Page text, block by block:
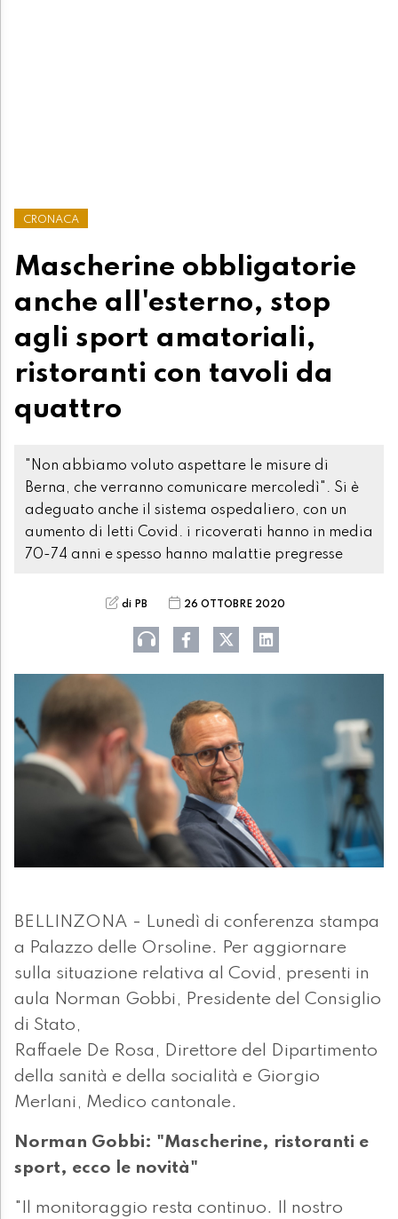
CRONACA
Mascherine obbligatorie
anche all'esterno, stop
agli sport amatoriali,
ristoranti con tavoli da
quattro
"Non abbiamo voluto aspettare le misure di
Berna, che verranno comunicare mercoledì". Si è
adeguato anche il sistema ospedaliero, con un
aumento di letti Covid. i ricoverati hanno in media
70-74 anni e spesso hanno malattie pregresse
di PB 26 OTTOBRE 2020
BELLINZONA - Lunedì di conferenza stampa
a Palazzo delle Orsoline. Per aggiornare
sulla situazione relativa al Covid, presenti in
aula Norman Gobbi, Presidente del Consiglio
di Stato,
Raffaele De Rosa, Direttore del Dipartimento
della sanità e della socialità e Giorgio
Merlani, Medico cantonale.
Norman Gobbi: "Mascherine, ristoranti e
sport, ecco le novità"
"Il monitoraggio resta continuo. Il nostro